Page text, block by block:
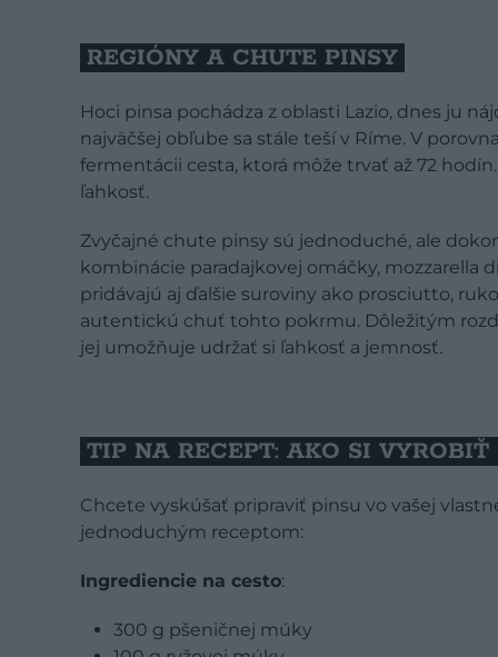
REGIÓNY A CHUTE PINSY
Hoci pinsa pochádza z oblasti Lazio, dnes ju
najväčšej obľube sa stále teší v Ríme. V
fermentácii cesta, ktorá môže trvať až 72
ľahkosť.
Zvyčajné chute pinsy sú jednoduché, ale
kombinácie paradajkovej omáčky, mozzarella
pridávajú aj ďalšie suroviny ako prosciutto,
autentickú chuť tohto pokrmu. Dôležitým
jej umožňuje udržať si ľahkosť a jemnosť.
TIP NA RECEPT: AKO SI
Chcete vyskúšať pripraviť pinsu vo vašej
jednoduchým receptom:
Ingrediencie na cesto:
300 g pšeničnej múky